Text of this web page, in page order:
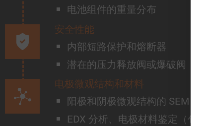
电池组件的重量分布
安全性能
内部短路保护和熔断器
潜在的压力释放阀或爆破阀
电极微观结构和材料
阳极和阴极微观结构的 SEM 照
EDX 分析、电极材料鉴定（包